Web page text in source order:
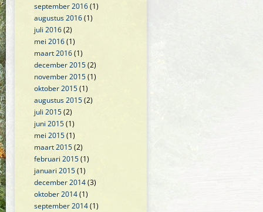
september 2016(1)
augustus 2016(1)
juli 2016(2)
mei 2016(1)
maart 2016(1)
december 2015(2)
november 2015(1)
oktober 2015(1)
augustus 2015(2)
juli 2015(2)
juni 2015(1)
mei 2015(1)
maart 2015(2)
februari 2015(1)
januari 2015(1)
december 2014(3)
oktober 2014(1)
september 2014(1)